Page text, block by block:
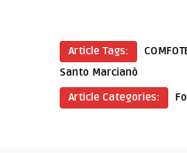
Article Tags:
Santo Marcianò
Article Categories: